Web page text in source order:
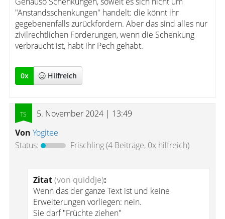
"Anstandsschenkungen" handelt: die könnt ihr
gegebenenfalls zurückfordern. Aber das sind alles nur
zivilrechtlichen Forderungen, wenn die Schenkung
verbraucht ist, habt ihr Pech gehabt.
0x Hilfreich
5. November 2024 | 13:49
Von Yogitee
Status:
Frischling(4 Beiträge, 0x hilfreich)
Zitat(von quiddje):
Wenn das der ganze Text ist und keine
Erweiterungen vorliegen: nein.
Sie darf "Früchte ziehen"